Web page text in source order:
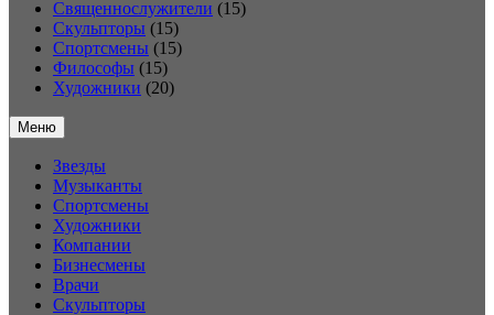
Священнослужители (15)
Скульпторы (15)
Спортсмены (15)
Философы (15)
Художники (20)
Меню
Звезды
Музыканты
Спортсмены
Художники
Компании
Бизнесмены
Врачи
Скульпторы